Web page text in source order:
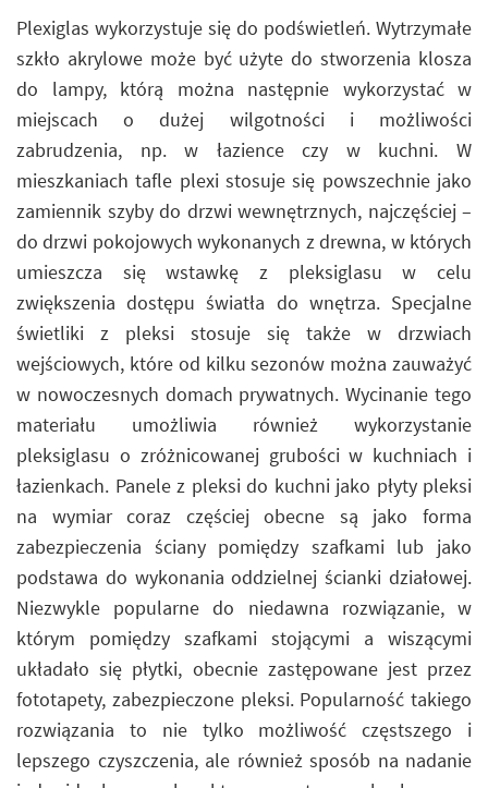
Plexiglas wykorzystuje się do podświetleń. Wytrzymałe
szkło akrylowe może być użyte do stworzenia klosza
do lampy, którą można następnie wykorzystać w
miejscach o dużej wilgotności i możliwości
zabrudzenia, np. w łazience czy w kuchni. W
mieszkaniach tafle plexi stosuje się powszechnie jako
zamiennik szyby do drzwi wewnętrznych, najczęściej –
do drzwi pokojowych wykonanych z drewna, w których
umieszcza się wstawkę z pleksiglasu w celu
zwiększenia dostępu światła do wnętrza. Specjalne
świetliki z pleksi stosuje się także w drzwiach
wejściowych, które od kilku sezonów można zauważyć
w nowoczesnych domach prywatnych. Wycinanie tego
materiału umożliwia również wykorzystanie
pleksiglasu o zróżnicowanej grubości w kuchniach i
łazienkach. Panele z pleksi do kuchni jako płyty pleksi
na wymiar coraz częściej obecne są jako forma
zabezpieczenia ściany pomiędzy szafkami lub jako
podstawa do wykonania oddzielnej ścianki działowej.
Niezwykle popularne do niedawna rozwiązanie, w
którym pomiędzy szafkami stojącymi a wiszącymi
układało się płytki, obecnie zastępowane jest przez
fototapety, zabezpieczone pleksi. Popularność takiego
rozwiązania to nie tylko możliwość częstszego i
lepszego czyszczenia, ale również sposób na nadanie